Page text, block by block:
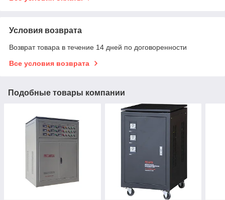
Условия возврата
Возврат товара в течение 14 дней по договоренности
Все условия возврата
Подобные товары компании